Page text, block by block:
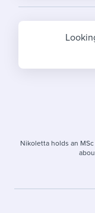
Nikoletta holds an